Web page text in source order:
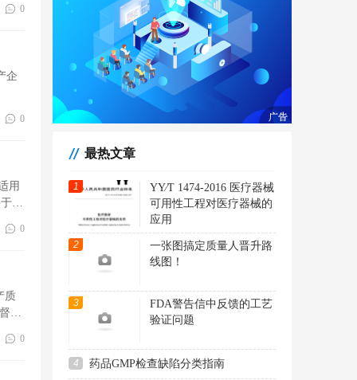
械清洁过程的开发、确认和常规控
制的要求》2027年8月1日执行
国家标准GB/T 47144-2026 《医疗器械清
洁过程的开发、确认和常规控制的要求》
发布，20
AIAG& VDA SPC 手册官方
中英文版将于7月 正式发布
月正式发布；新版SPC操作应用指南预计
2026年5月7日《药品质量控
制实验室数据可靠性检查指南（征
求意见稿）》发布 ...
2026年5月7日，国家药监局核查中心发布
了《药品质量控制实验室数据可靠性检查
《ISO9001:2026质量管理体
系-要求》将于2026年9月12号正式
ISO官方将于2026年9月12号正式发布
《ISO9001:2026质量管理体系-要求》，过
最热文章
1
YY∕T 1474-2016 医疗器械
可用性工程对医疗器械的
应用
2
一张图搞定质量人晋升路
线图！
3
FDA警告信中反馈的工艺
验证问题
4 药品GMP检查缺陷分类指南
0
0
用
0
质
管
0